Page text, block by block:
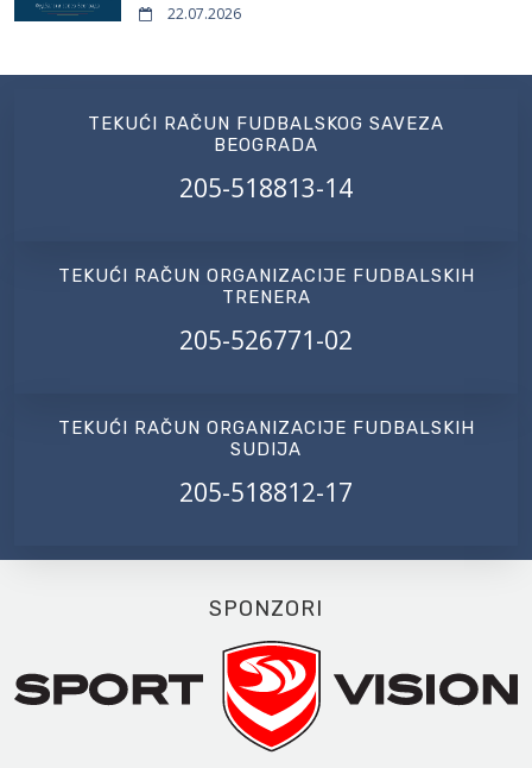
22.07.2026
TEKUĆI RAČUN FUDBALSKOG SAVEZA
BEOGRADA
205-518813-14
TEKUĆI RAČUN ORGANIZACIJE FUDBALSKIH
TRENERA
205-526771-02
TEKUĆI RAČUN ORGANIZACIJE FUDBALSKIH
SUDIJA
205-518812-17
SPONZORI